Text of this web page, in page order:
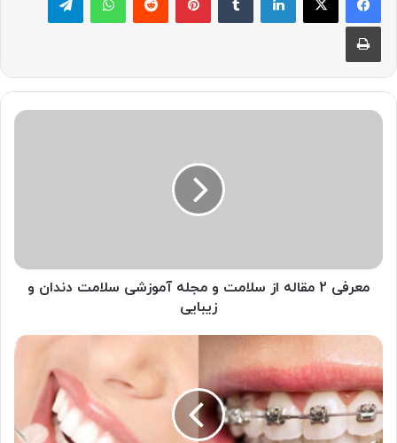
چاپ
معرفی
سلامت
دندان
معرفی 2 مقاله از سلامت و مجله آموزشی سلامت دندان و
زیبایی
کامپوزیت
بهتر
است
یا
ارتودنسی